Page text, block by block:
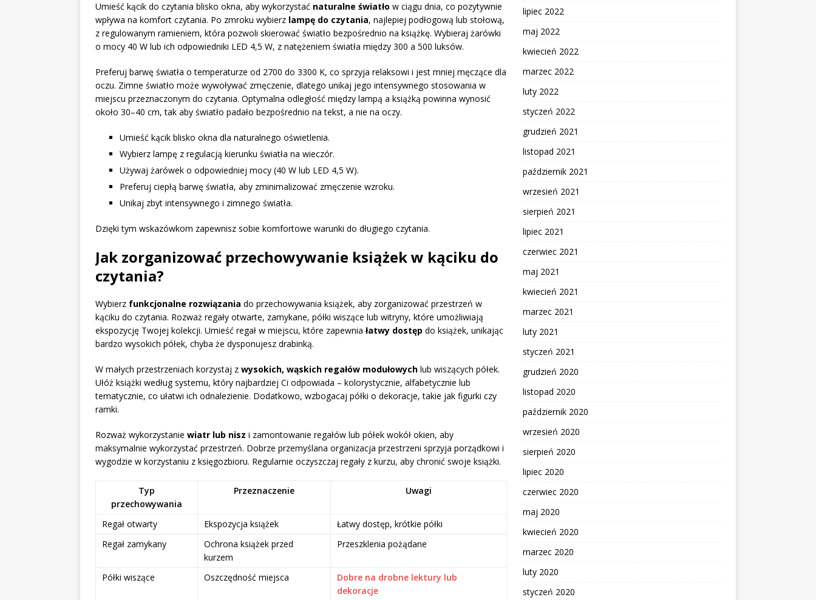
Umieść kącik do czytania blisko okna, aby wykorzystać naturalne światło w ciągu dnia, co pozytywnie
wpływa na komfort czytania. Po zmroku wybierz lampę do czytania, najlepiej podłogową lub stołową,
z regulowanym ramieniem, która pozwoli skierować światło bezpośrednio na książkę. Wybieraj żarówki
o mocy 40 W lub ich odpowiedniki LED 4,5 W, z natężeniem światła między 300 a 500 luksów.
Preferuj barwę światła o temperaturze od 2700 do 3300 K, co sprzyja relaksowi i jest mniej męczące dla
oczu. Zimne światło może wywoływać zmęczenie, dlatego unikaj jego intensywnego stosowania w
miejscu przeznaczonym do czytania. Optymalna odległość między lampą a książką powinna wynosić
około 30–40 cm, tak aby światło padało bezpośrednio na tekst, a nie na oczy.
Umieść kącik blisko okna dla naturalnego oświetlenia.
Wybierz lampę z regulacją kierunku światła na wieczór.
Używaj żarówek o odpowiedniej mocy (40 W lub LED 4,5 W).
Preferuj ciepłą barwę światła, aby zminimalizować zmęczenie wzroku.
Unikaj zbyt intensywnego i zimnego światła.
Dzięki tym wskazówkom zapewnisz sobie komfortowe warunki do długiego czytania.
Jak zorganizować przechowywanie książek w kąciku do
czytania?
Wybierz funkcjonalne rozwiązania do przechowywania książek, aby zorganizować przestrzeń w
kąciku do czytania. Rozważ regały otwarte, zamykane, półki wiszące lub witryny, które umożliwiają
ekspozycję Twojej kolekcji. Umieść regał w miejscu, które zapewnia łatwy dostęp do książek, unikając
bardzo wysokich półek, chyba że dysponujesz drabinką.
W małych przestrzeniach korzystaj z wysokich, wąskich regałów modułowych lub wiszących półek.
Ułóż książki według systemu, który najbardziej Ci odpowiada – kolorystycznie, alfabetycznie lub
tematycznie, co ułatwi ich odnalezienie. Dodatkowo, wzbogacaj półki o dekoracje, takie jak figurki czy
ramki.
Rozważ wykorzystanie wiatr lub nisz i zamontowanie regałów lub półek wokół okien, aby
maksymalnie wykorzystać przestrzeń. Dobrze przemyślana organizacja przestrzeni sprzyja porządkowi i
wygodzie w korzystaniu z księgozbioru. Regularnie oczyszczaj regały z kurzu, aby chronić swoje książki.
Typ
przechowywania
Przeznaczenie Uwagi
Regał otwarty Ekspozycja książek
Łatwy dostęp, krótkie półki
Regał zamykany
Ochrona książek przed
kurzem
Przeszklenia pożądane
Półki wiszące Oszczędność miejsca
Dobre na drobne lektury lub
dekoracje
lipiec 2022
maj 2022
kwiecień 2022
marzec 2022
luty 2022
styczeń 2022
grudzień 2021
listopad 2021
październik 2021
wrzesień 2021
sierpień 2021
lipiec 2021
czerwiec 2021
maj 2021
kwiecień 2021
marzec 2021
luty 2021
styczeń 2021
grudzień 2020
listopad 2020
październik 2020
wrzesień 2020
sierpień 2020
lipiec 2020
czerwiec 2020
maj 2020
kwiecień 2020
marzec 2020
luty 2020
styczeń 2020